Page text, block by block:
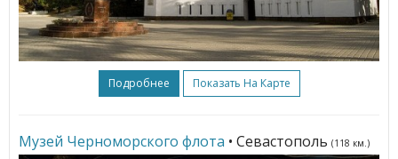
Подробнее Показать На Карте
Музей Черноморского флота • Севастополь (118 км.)